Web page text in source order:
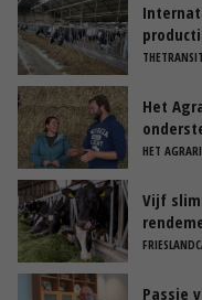
Het
HET
Vijf
Passie